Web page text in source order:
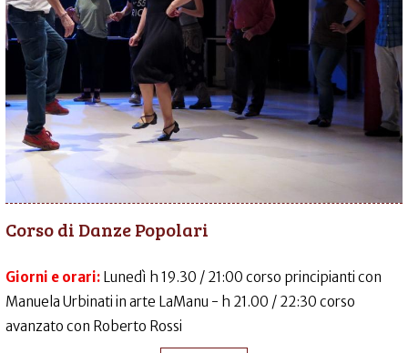
Corso di Danze Popolari
Giorni e orari: Lunedì h 19.30 / 21:00 corso principianti con
Manuela Urbinati in arte LaManu - h 21.00 / 22:30 corso
avanzato con Roberto Rossi